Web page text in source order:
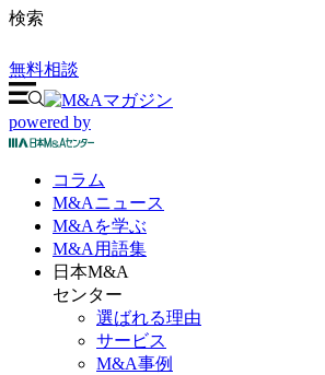
検索
無料相談
powered by
コラム
M&Aニュース
M&Aを学ぶ
M&A 用語集
日本M&A
センター
選ばれる理由
サービス
M&A事例